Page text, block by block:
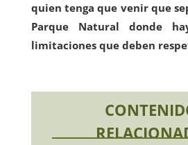
quien tenga que venir que
Parque Natural donde
limitaciones que deben